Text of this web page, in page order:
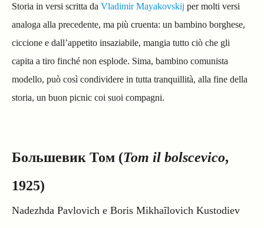
Storia in versi scritta da Vladimir Mayakovskij per molti versi
analoga alla precedente, ma più cruenta: un bambino borghese,
ciccione e dall’appetito insaziabile, mangia tutto ciò che gli
capita a tiro finché non esplode. Sima, bambino comunista
modello, può così condividere in tutta tranquillità, alla fine della
storia, un buon picnic coi suoi compagni.
Большевик Том (Tom il bolscevico,
1925)
Nadezhda Pavlovich e Boris Mikhaĭlovich Kustodiev